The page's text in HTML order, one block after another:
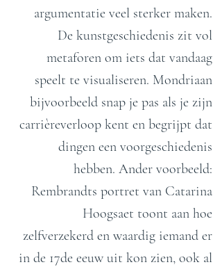
argumentatie veel sterker maken.
De kunstgeschiedenis zit vol
metaforen om iets dat vandaag
speelt te visualiseren. Mondriaan
bijvoorbeeld snap je pas als je zijn
carrièreverloop kent en begrijpt dat
dingen een voorgeschiedenis
hebben. Ander voorbeeld:
Rembrandts portret van Catarina
Hoogsaet toont aan hoe
zelfverzekerd en waardig iemand er
in de 17de eeuw uit kon zien, ook al